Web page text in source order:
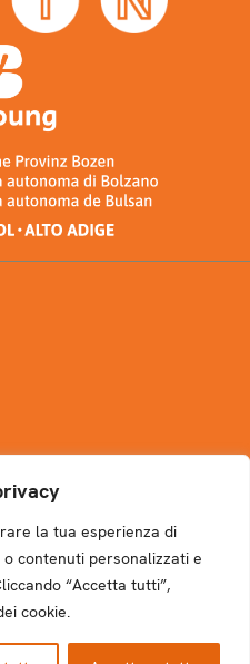
la tua esperienza di
contenuti personalizzati e
“Accetta tutti”,
cookie.